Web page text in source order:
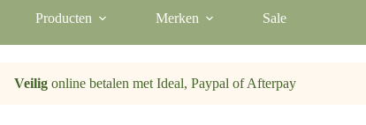
Producten Merken Sale
Veilig online betalen met Ideal, Paypal of Afterpay